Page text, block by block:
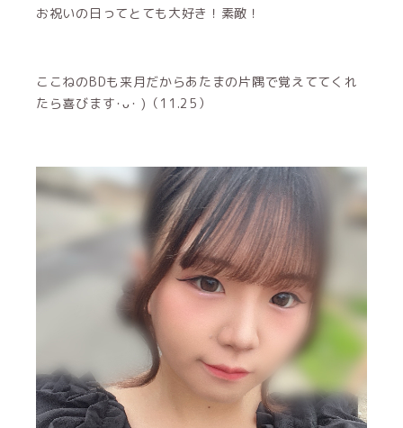
お祝いの日ってとても大好き！素敵！
ここねのBDも来月だからあたまの片隅で覚えててくれ
たら喜びます･ᴗ･ )（11.25）